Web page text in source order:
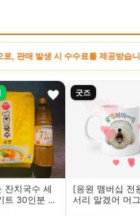
료를 제공받습니다. · 이 포
잔치국수 세
트 30인분 옛
굿즈
[응원 맴버십 전
서리 알겠어 머